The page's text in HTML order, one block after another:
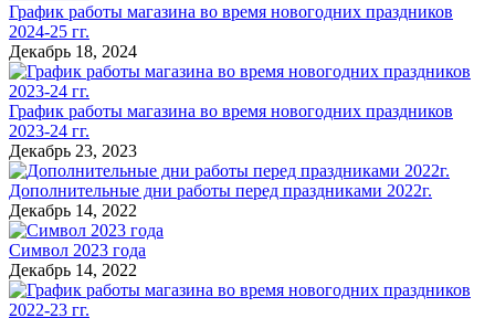
График работы магазина во время новогодних праздников
2024-25 гг.
Декабрь 18, 2024
График работы магазина во время новогодних праздников
2023-24 гг.
Декабрь 23, 2023
Дополнительные дни работы перед праздниками 2022г.
Декабрь 14, 2022
Символ 2023 года
Декабрь 14, 2022